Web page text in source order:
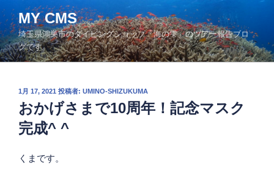
ン
テ
ン
ツ
MY CMS
埼玉県鴻巣市のダイビングショップ「海の雫」のツアー報告ブロ
グです。
投
稿
日:
1月 17, 2021 投稿者: UMINO-SHIZUKUMA
おかげさまで10周年！記念マスク
完成^ ^
くまです。